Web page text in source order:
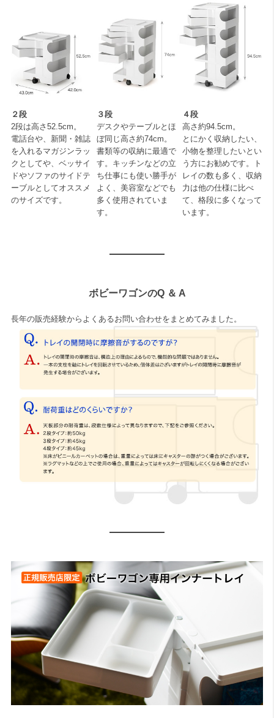
２段
2段は高さ52.5cm。
電話台や、新聞・雑誌
を入れるマガジンラッ
クとしてや、ベッサイ
ドやソファのサイドテ
ーブルとしてオススメ
のサイズです。
３段
デスクやテーブルとほ
ぼ同じ高さ約74cm。
書類等の収納に最適で
す。キッチンなどの立
ち仕事にも使い勝手が
よく、美容室などでも
多く使用されていま
す。
４段
高さ約94.5cm。
とにかく収納したい、
小物を整理したいとい
う方にお勧めです。ト
レイの数も多く、収納
力は他の仕様に比べ
て、格段に多くなって
います。
ボビーワゴンのQ ＆ A
長年の販売経験からよくあるお問い合わせをまとめてみました。